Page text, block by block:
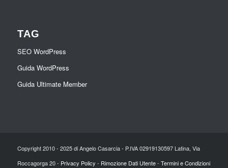
TAG
SEO WordPress
Guida WordPress
Guida Ultimate Member
Copyright 2010 - 2025 di Angelo Casarcia - P.IVA 02919130597 Latina, Via
Roccagorga 20 - Privacy Policy - Rimozione Dati Utente- Termini e Condizioni